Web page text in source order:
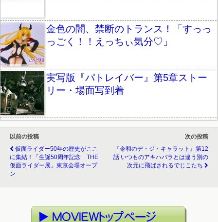
金色の闇、禁断のトランス！「すっっ
っごく！！えっちぃ気分♡」
実写版『パトレイバー』第5章ストー
リー・場面写到着
以前の投稿
仮面ライダー50年の歴史がここ
に集結！「生誕50周年記念 THE
仮面ライダー展」東京会場オープ
ン
次の投稿
『令和のデ・ジ・キャラット』第12
話 いつものアキハバラとは違う別の
次元に飛ばされるでじこたち